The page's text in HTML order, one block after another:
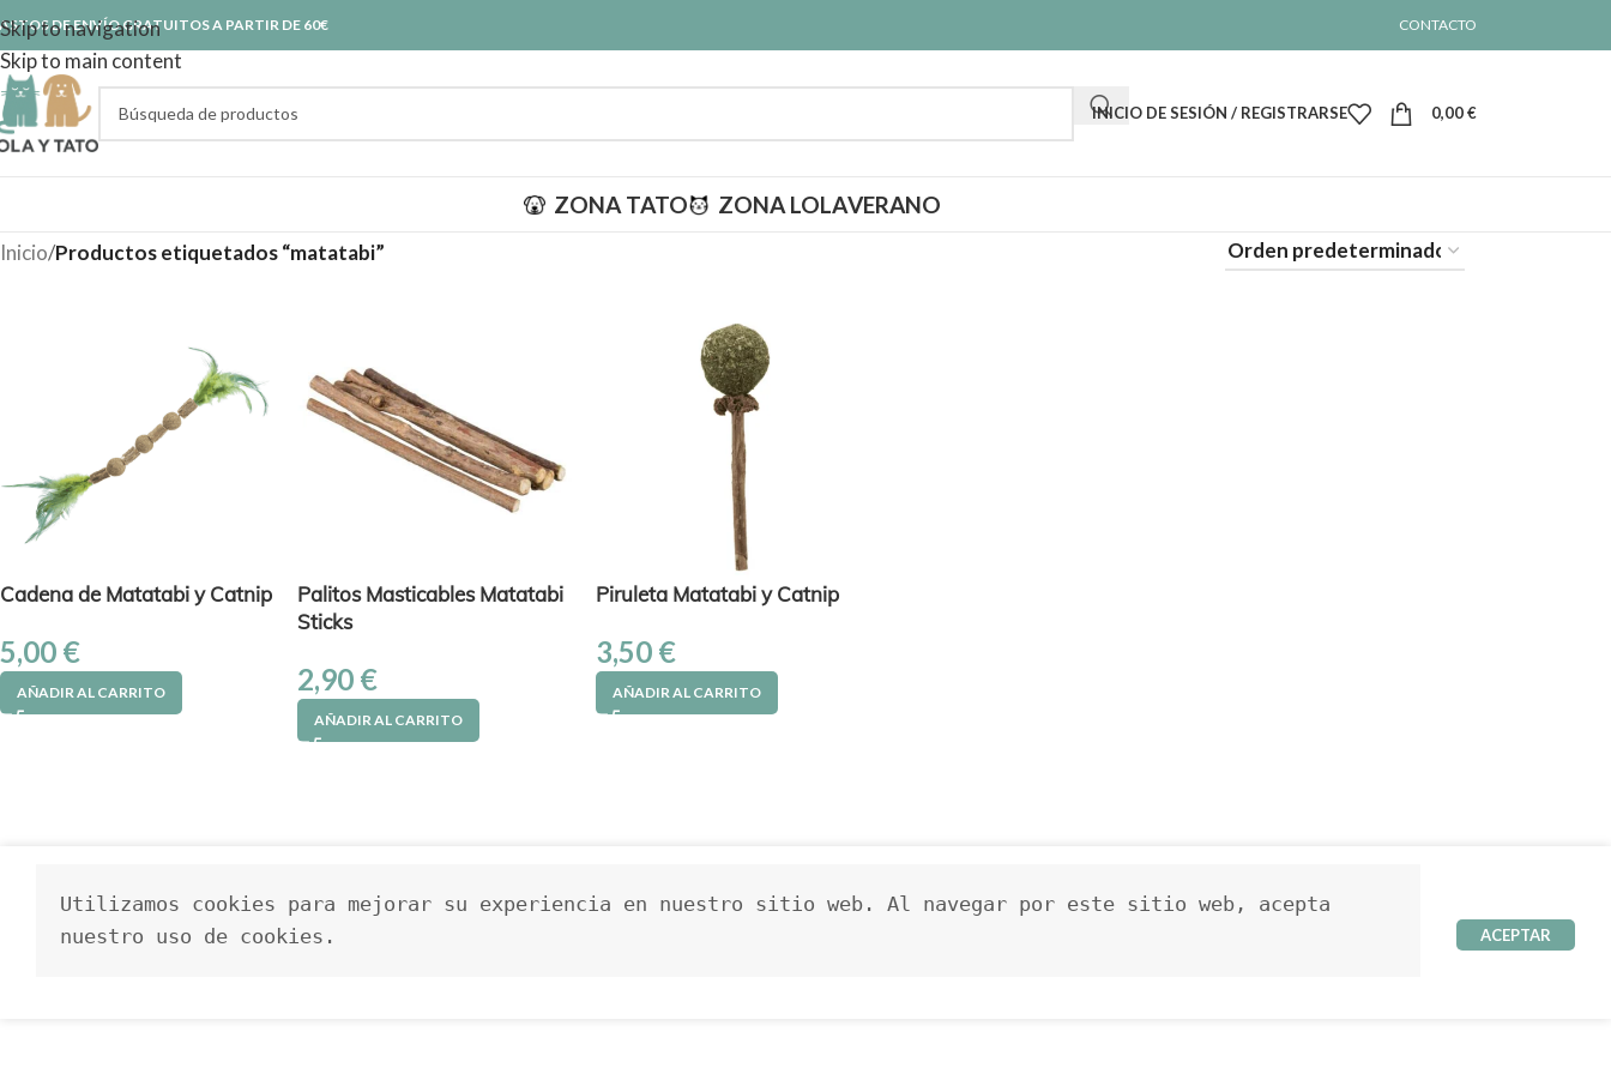
Skip to navigation
Skip to main content
DE ENVÍO GRATUITOS A PARTIR DE 60€ CONTACTO
INICIO DE SESIÓN / REGISTRARSE 0,00€
ZONA TATO ZONA LOLAVERANO
Inicio/Productos etiquetados “matatabi”
Cadena de Matatabi y Catnip
5,00 €
AÑADIR AL CARRITO
Palitos Masticables Matatabi
Sticks
2,90 €
AÑADIR AL CARRITO
Piruleta Matatabi y Catnip
3,50 €
AÑADIR AL CARRITO
Utilizamos cookies para mejorar su experiencia en nuestro sitio web. Al navegar por este sitio web, acepta
nuestro uso de cookies.
ACEPTAR